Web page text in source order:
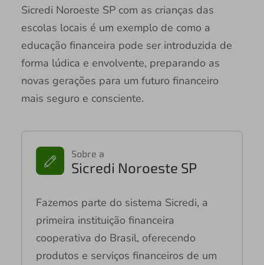
Sicredi Noroeste SP com as crianças das
escolas locais é um exemplo de como a
educação financeira pode ser introduzida de
forma lúdica e envolvente, preparando as
novas gerações para um futuro financeiro
mais seguro e consciente.
Sobre a
Sicredi Noroeste SP
Fazemos parte do sistema Sicredi, a
primeira instituição financeira
cooperativa do Brasil, oferecendo
produtos e serviços financeiros de um